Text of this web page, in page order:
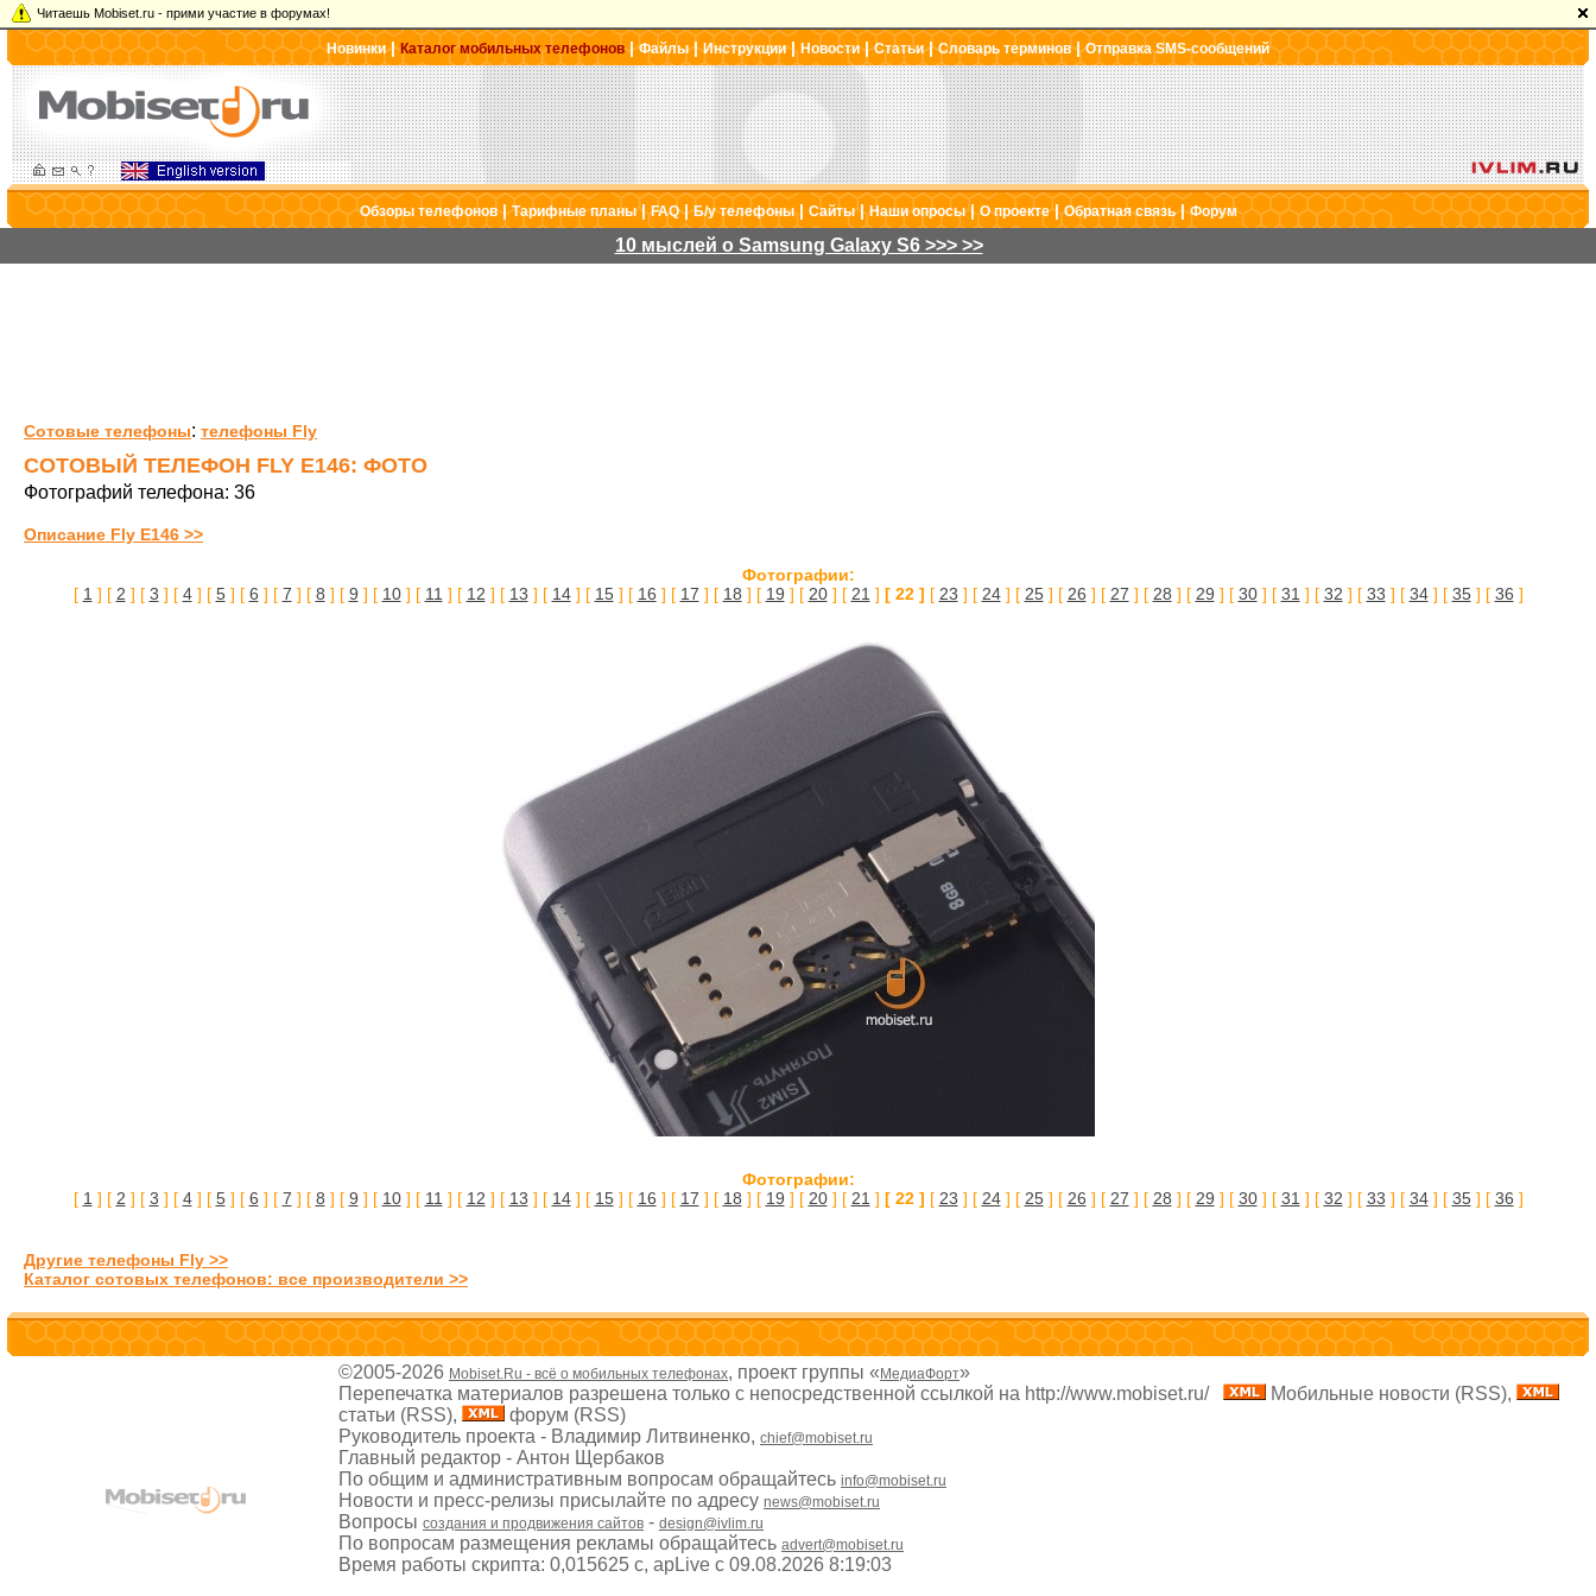
Читаешь Mobiset.ru - прими участие в форумах!
Новинки|Каталог мобильных телефонов|Файлы|Инструкции| Новости|Статьи|Словарь терминов|Отправка SMS-сообщений
Обзоры телефонов|Тарифные планы|FAQ|Б/у телефоны| Сайты|Наши опросы|О проекте|Обратная связь|Форум
10 мыслей о Samsung Galaxy S6 >>> >>
Сотовые телефоны: телефоны Fly
СОТОВЫЙ ТЕЛЕФОН FLY E146: ФОТО
Фотографий телефона: 36
Описание Fly E146 >>
Фотографии:
[ 1 ] [ 2 ] [ 3 ] [ 4] [ 5] [ 6 ] [ 7 ] [ 8 ] [ 9 ] [ 10] [ 11 ] [ 12 ] [ 13 ] [ 14] [ 15] [ 16 ] [ 17 ] [ 18 ] [ 19 ] [ 20] [ 21 ] [ 22 ] [ 23 ] [ 24] [ 25] [ 26 ] [ 27 ] [ 28 ] [ 29 ] [ 30] [ 31 ] [ 32 ] [ 33 ] [ 34] [ 35] [ 36 ]
Фотографии:
[ 1 ] [ 2 ] [ 3 ] [ 4] [ 5] [ 6 ] [ 7 ] [ 8 ] [ 9 ] [ 10] [ 11 ] [ 12 ] [ 13 ] [ 14] [ 15] [ 16 ] [ 17 ] [ 18 ] [ 19 ] [ 20] [ 21 ] [ 22 ] [ 23 ] [ 24] [ 25] [ 26 ] [ 27 ] [ 28 ] [ 29 ] [ 30] [ 31 ] [ 32 ] [ 33 ] [ 34] [ 35] [ 36 ]
Другие телефоны Fly >>
Каталог сотовых телефонов: все производители >>
©2005-2026 Mobiset.Ru - всё о мобильных телефонах, проект группы « МедиаФорт»
Перепечатка материалов разрешена только с непосредственной ссылкой на http://www.mobiset.ru/
Мобильные новости (RSS),
статьи (RSS),
форум (RSS)
Руководитель проекта - Владимир Литвиненко, chief@mobiset.ru
Главный редактор - Антон Щербаков
По общим и административным вопросам обращайтесь info@mobiset.ru
Новости и пресс-релизы присылайте по адресу news@mobiset.ru
Вопросы создания и продвижения сайтов - design@ivlim.ru
По вопросам размещения рекламы обращайтесь advert@mobiset.ru
Время работы скрипта: 0,015625 с, apLive c 09.08.2026 8:19:03